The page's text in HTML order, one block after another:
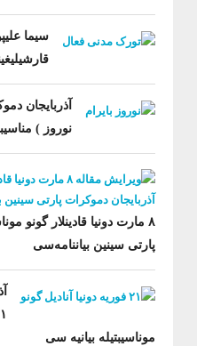
آذربایجان
نوروز )
۸ مارت دونیا قادینلار گونو
پارتی سینین بیاننامه‌سی
موناسیبتیله بیانیه سی